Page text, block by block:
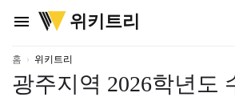
menu
위
키
리
위키트리
홈 위키트리
광주지역 2026학년도